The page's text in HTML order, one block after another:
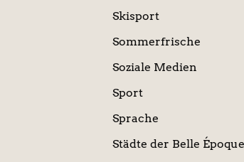
Skisport
Sommerfrische
Soziale Medien
Sport
Sprache
Städte der Belle Époque